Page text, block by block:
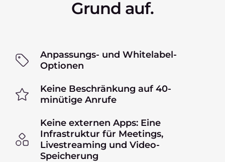
Grund auf.
Anpassungs- und Whitelabel-
Optionen
Keine Beschränkung auf 40-
minütige Anrufe
Keine externen Apps: Eine
Infrastruktur für Meetings,
Livestreaming und Video-
Speicherung